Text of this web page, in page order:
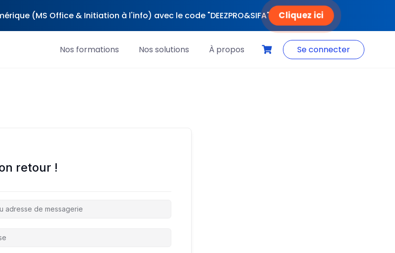
(MS Office & Initiation à l'info) avec le code "DEEZPRO&SIFA" Cliquez ici
Nos formations Nos solutions À propos Se connecter
retour !